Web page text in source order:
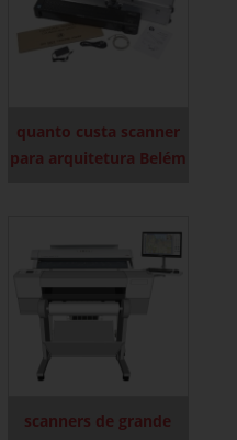
quanto custa scanner
para arquitetura Belém
scanners de grande